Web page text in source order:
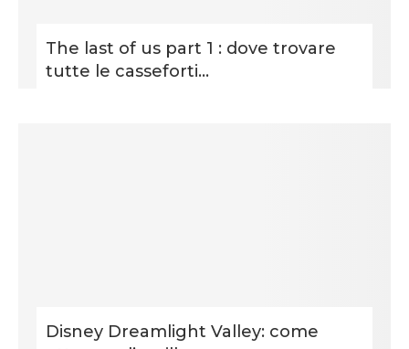
The last of us part 1 : dove trovare
tutte le casseforti...
Disney Dreamlight Valley: come